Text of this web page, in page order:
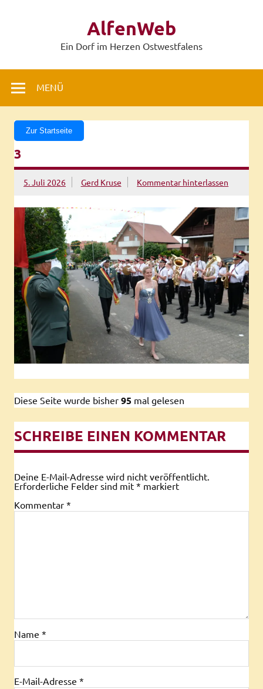
AlfenWeb
Ein Dorf im Herzen Ostwestfalens
MENÜ
Zur Startseite
3
5. Juli 2026 Gerd Kruse Kommentar hinterlassen
Diese Seite wurde bisher 95 mal gelesen
SCHREIBE EINEN KOMMENTAR
Deine E-Mail-Adresse wird nicht veröffentlicht.
Erforderliche Felder sind mit * markiert
Kommentar *
Name *
E-Mail-Adresse *